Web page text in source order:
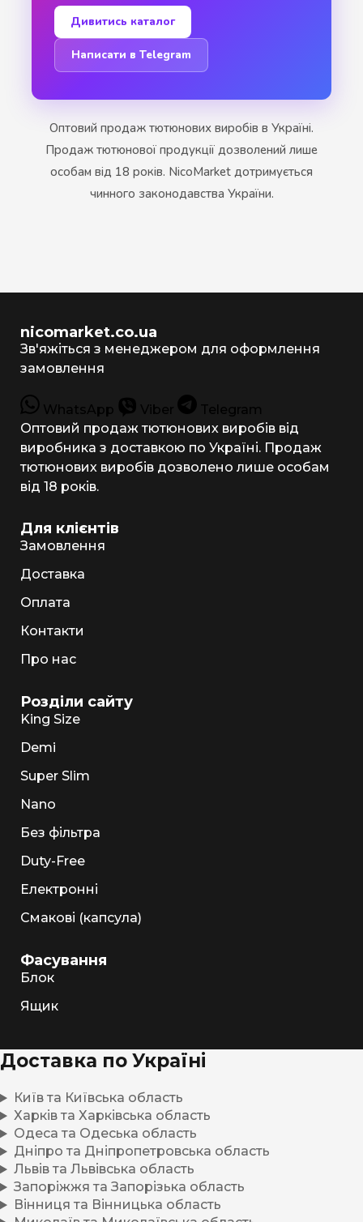
Дивитись каталог
Написати в Telegram
Оптовий продаж тютюнових виробів в Україні.
Продаж тютюнової продукції дозволений лише
особам від 18 років. NicoMarket дотримується
чинного законодавства України.
nicomarket.co.ua
Зв'яжіться з менеджером для оформлення
замовлення
WhatsApp Viber
Telegram
Оптовий продаж тютюнових виробів від
виробника з доставкою по Україні. Продаж
тютюнових виробів дозволено лише особам
від 18 років.
Для клієнтів
Замовлення
Доставка
Оплата
Контакти
Про нас
Розділи сайту
King Size
Demi
Super Slim
Nano
Без фільтра
Duty-Free
Електронні
Смакові (капсула)
Фасування
Блок
Ящик
Доставка по Україні
Київ та Київська область
Харків та Харківська область
Одеса та Одеська область
Дніпро та Дніпропетровська область
Львів та Львівська область
Запоріжжя та Запорізька область
Вінниця та Вінницька область